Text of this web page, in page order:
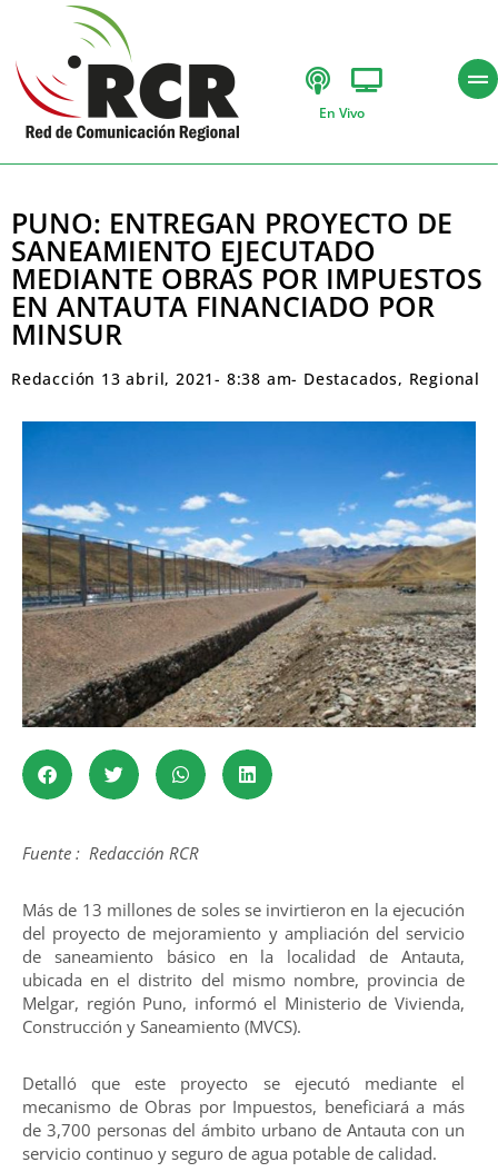
En Vivo
PUNO: ENTREGAN PROYECTO DE
SANEAMIENTO EJECUTADO
MEDIANTE OBRAS POR IMPUESTOS
EN ANTAUTA FINANCIADO POR
MINSUR
Redacción 13 abril, 2021- 8:38 am- Destacados, Regional
Fuente : Redacción RCR
Más de 13 millones de soles se invirtieron en la ejecución
del proyecto de mejoramiento y ampliación del servicio
de saneamiento básico en la localidad de Antauta,
ubicada en el distrito del mismo nombre, provincia de
Melgar, región Puno, informó el Ministerio de Vivienda,
Construcción y Saneamiento (MVCS).
Detalló que este proyecto se ejecutó mediante el
mecanismo de Obras por Impuestos, beneficiará a más
de 3,700 personas del ámbito urbano de Antauta con un
servicio continuo y seguro de agua potable de calidad.